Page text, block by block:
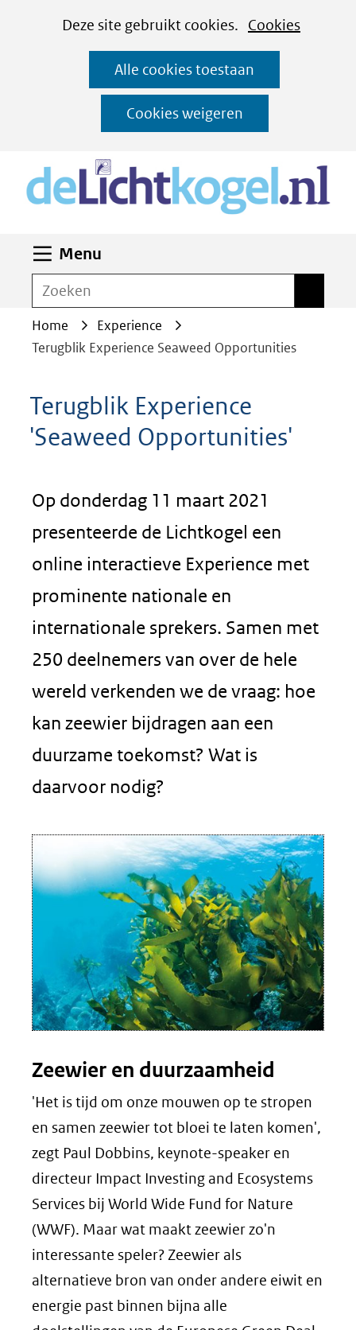
CookiesDeze site gebruikt cookies. Cookies
deze
worden
toegestaan
geweigerd.
Alle cookies toestaan
Cookies weigeren
Ga
naar
de
inhoud
Menu
Zoeken
Home
Experience
Terugblik Experience Seaweed Opportunities
Terugblik Experience
'Seaweed Opportunities'
Op donderdag 11 maart 2021
presenteerde de Lichtkogel een
online interactieve Experience met
prominente nationale en
internationale sprekers. Samen met
250 deelnemers van over de hele
wereld verkenden we de vraag: hoe
kan zeewier bijdragen aan een
duurzame toekomst? Wat is
daarvoor nodig?
Zeewier en duurzaamheid
'Het is tijd om onze mouwen op te stropen
en samen zeewier tot bloei te laten komen',
zegt Paul Dobbins, keynote-speaker en
directeur Impact Investing and Ecosystems
Services bij World Wide Fund for Nature
(WWF). Maar wat maakt zeewier zo'n
interessante speler? Zeewier als
alternatieve bron van onder andere eiwit en
energie past binnen bijna alle